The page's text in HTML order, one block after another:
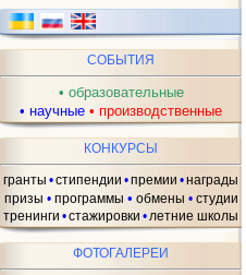
СОБЫТИЯ
• образовательные
• научные • производственные
КОНКУРСЫ
гранты •стипендии •премии •награды
призы • программы • обмены • студии
тренинги •стажировки •летние школы
ФОТОГАЛЕРЕИ